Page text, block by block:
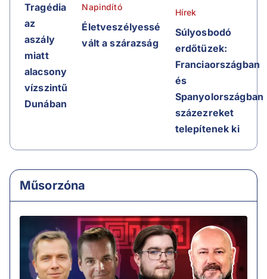
Tragédia
az
aszály
miatt
alacsony
vízszintű
Dunában
Napindító
Életveszélyessé
vált a szárazság
Hírek
Súlyosbodó
erdőtüzek:
Franciaországban
és
Spanyolországban
százezreket
telepítenek ki
Műsorzóna